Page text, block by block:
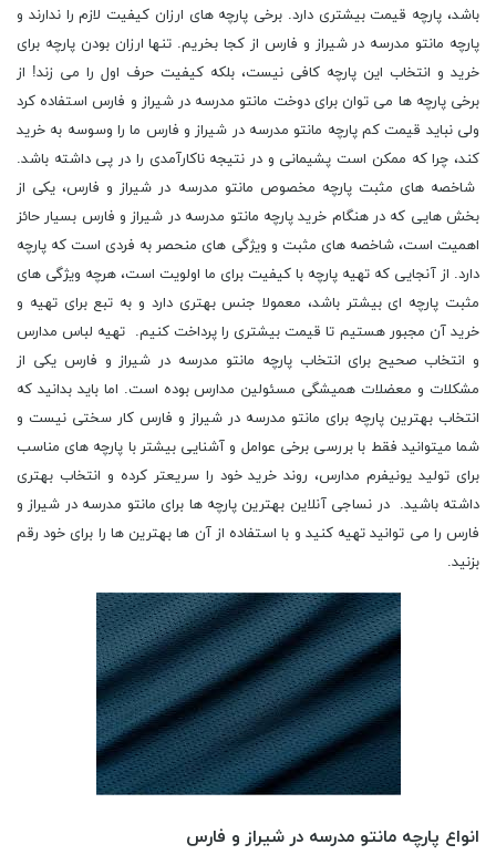
باشد، پارچه قیمت بیشتری دارد. برخی پارچه های ارزان کیفیت لازم را ندارند و
پارچه مانتو مدرسه در شیراز و فارس از کجا بخریم. تنها ارزان بودن پارچه برای
خرید و انتخاب این پارچه کافی نیست، بلکه کیفیت حرف اول را می زند! از
برخی پارچه ها می توان برای دوخت مانتو مدرسه در شیراز و فارس استفاده کرد
ولی نباید قیمت کم پارچه مانتو مدرسه در شیراز و فارس ما را وسوسه به خرید
کند، چرا که ممکن است پشیمانی و در نتیجه ناکارآمدی را در پی داشته باشد.
شاخصه های مثبت پارچه مخصوص مانتو مدرسه در شیراز و فارس، یکی از
بخش هایی که در هنگام خرید پارچه مانتو مدرسه در شیراز و فارس بسیار حائز
اهمیت است، شاخصه های مثبت و ویژگی های منحصر به فردی است که پارچه
دارد. از آنجایی که تهیه پارچه با کیفیت برای ما اولویت است، هرچه ویژگی های
مثبت پارچه ای بیشتر باشد، معمولا جنس بهتری دارد و به تبع برای تهیه و
خرید آن مجبور هستیم تا قیمت بیشتری را پرداخت کنیم. تهیه لباس مدارس
و انتخاب صحیح برای انتخاب پارچه مانتو مدرسه در شیراز و فارس یکی از
مشکلات و معضلات همیشگی مسئولین مدارس بوده است. اما باید بدانید که
انتخاب بهترین پارچه برای مانتو مدرسه در شیراز و فارس کار سختی نیست و
شما میتوانید فقط با بررسی برخی عوامل و آشنایی بیشتر با پارچه های مناسب
برای تولید یونیفرم مدارس، روند خرید خود را سریعتر کرده و انتخاب بهتری
داشته باشید. در نساجی آنلاین بهترین پارچه ها برای مانتو مدرسه در شیراز و
فارس را می توانید تهیه کنید و با استفاده از آن ها بهترین ها را برای خود رقم
بزنید.
انواع پارچه مانتو مدرسه در شیراز و فارس